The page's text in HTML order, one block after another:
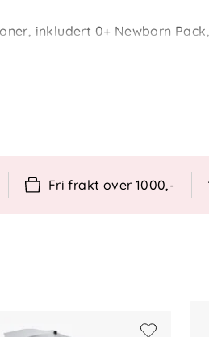
inkludert 0+ Newborn
Fri frakt over 1000,-